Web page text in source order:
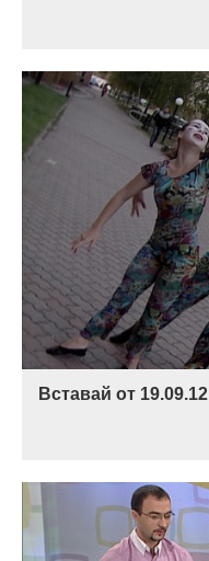
Вставай от 19.09.12